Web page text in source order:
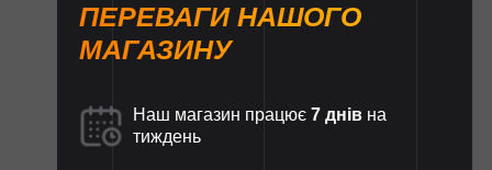
ПЕРЕВАГИ НАШОГО
МАГАЗИНУ
Наш магазин працює 7 днів на
тиждень